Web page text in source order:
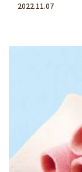
2022.11.07